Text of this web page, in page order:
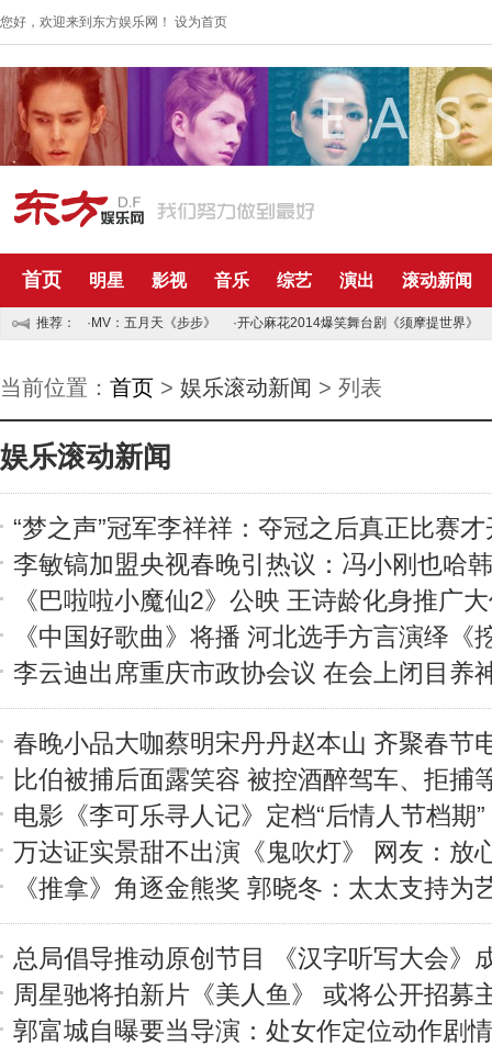
您好，欢迎来到东方娱乐网！ 设为首页
首页 明星 影视 音乐 综艺 演出 滚动新闻
推荐： ·MV：五月天《步步》 ·开心麻花2014爆笑舞台剧《须摩提世界》
当前位置： 首页 > 娱乐滚动新闻 > 列表
娱乐滚动新闻
“梦之声”冠军李祥祥：夺冠之后真正比赛
李敏镐加盟央视春晚引热议：冯小刚也哈
《巴啦啦小魔仙2》公映 王诗龄化身推广
《中国好歌曲》将播 河北选手方言演绎《
李云迪出席重庆市政协会议 在会上闭目养
春晚小品大咖蔡明宋丹丹赵本山 齐聚春节
比伯被捕后面露笑容 被控酒醉驾车、拒捕
电影《李可乐寻人记》定档“后情人节档期”
万达证实景甜不出演《鬼吹灯》 网友：放
《推拿》角逐金熊奖 郭晓冬：太太支持为
总局倡导推动原创节目 《汉字听写大会》
周星驰将拍新片《美人鱼》 或将公开招募
郭富城自曝要当导演：处女作定位动作剧